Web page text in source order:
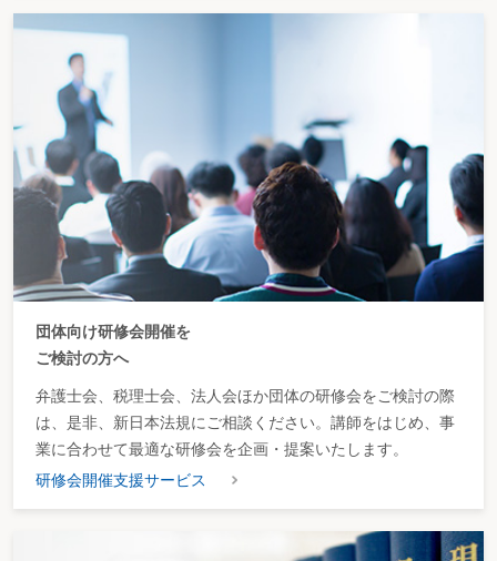
団体向け研修会開催を
ご検討の方へ
弁護士会、税理士会、法人会ほか団体の研修会をご検討の際
は、是非、新日本法規にご相談ください。講師をはじめ、事
業に合わせて最適な研修会を企画・提案いたします。
研修会開催支援サービス